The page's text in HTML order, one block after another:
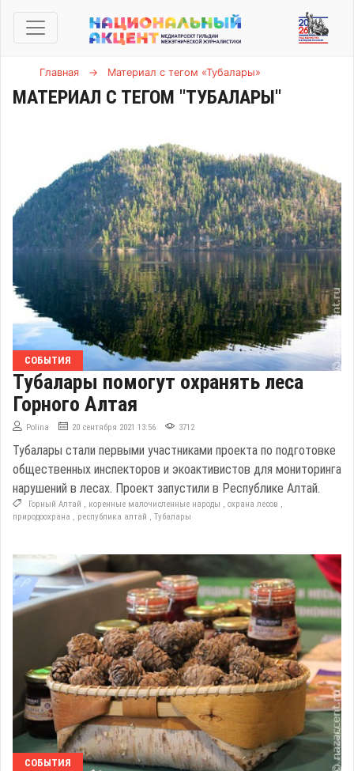
Главная → Материал с тегом «Тубалары»
МАТЕРИАЛ С ТЕГОМ "ТУБАЛАРЫ"
СОБЫТИЯ
Тубалары помогут охранять леса
Горного Алтая
Polina 20 сентября 2021 13:56 3712
Тубалары стали первыми участниками проекта по подготовке
общественных инспекторов и экоактивистов для мониторинга
нарушений в лесах. Проект запустили в Республике Алтай.
Горный Алтай , коренные малочисленные народы , охрана лесов ,
природоохрана , республика алтай , Тубалары
СОБЫТИЯ